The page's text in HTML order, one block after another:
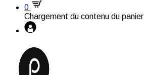
0
Chargement du contenu du panier